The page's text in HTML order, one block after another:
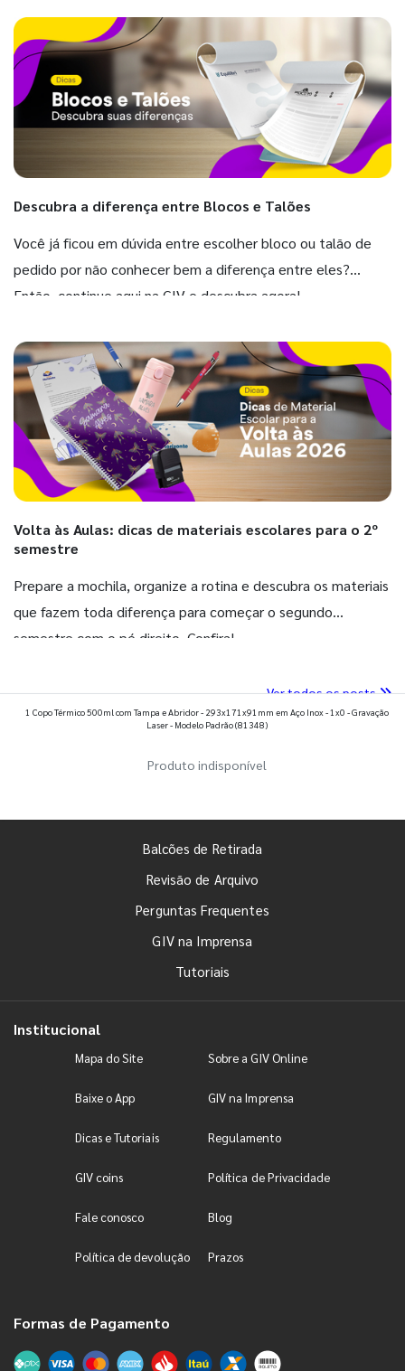
Descubra a diferença entre Blocos e Talões
Você já ficou em dúvida entre escolher bloco ou talão de
pedido por não conhecer bem a diferença entre eles?
Então, continue aqui na GIV e descubra agora!
Volta às Aulas: dicas de materiais escolares para o 2º
semestre
Prepare a mochila, organize a rotina e descubra os materiais
que fazem toda diferença para começar o segundo
semestre com o pé direito. Confira!
Ver todos os posts
1 Copo Térmico 500ml com Tampa e Abridor - 293x171x91mm em Aço Inox - 1x0 - Gravação
Laser - Modelo Padrão(81348)
Produto indisponível
Balcões de Retirada
Revisão de Arquivo
Perguntas Frequentes
GIV na Imprensa
Tutoriais
Institucional
Mapa do Site Sobre a GIV Online
Baixe o App GIV na Imprensa
Dicas e Tutoriais Regulamento
GIV coins Política de Privacidade
Fale conosco Blog
Política de devolução Prazos
Formas de Pagamento